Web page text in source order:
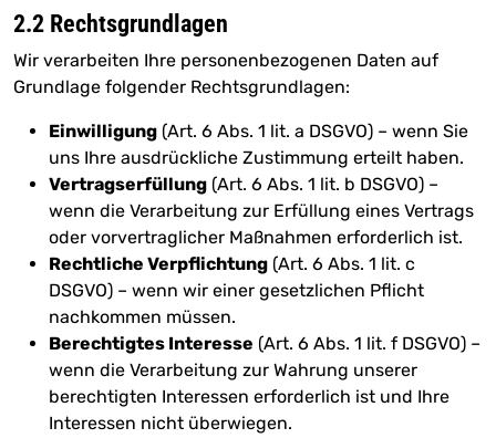
2.2 Rechtsgrundlagen
Wir verarbeiten Ihre personenbezogenen Daten auf
Grundlage folgender Rechtsgrundlagen:
Einwilligung (Art. 6 Abs. 1 lit. a DSGVO) – wenn Sie
uns Ihre ausdrückliche Zustimmung erteilt haben.
Vertragserfüllung (Art. 6 Abs. 1 lit. b DSGVO) –
wenn die Verarbeitung zur Erfüllung eines Vertrags
oder vorvertraglicher Maßnahmen erforderlich ist.
Rechtliche Verpflichtung (Art. 6 Abs. 1 lit. c
DSGVO) – wenn wir einer gesetzlichen Pflicht
nachkommen müssen.
Berechtigtes Interesse (Art. 6 Abs. 1 lit. f DSGVO) –
wenn die Verarbeitung zur Wahrung unserer
berechtigten Interessen erforderlich ist und Ihre
Interessen nicht überwiegen.